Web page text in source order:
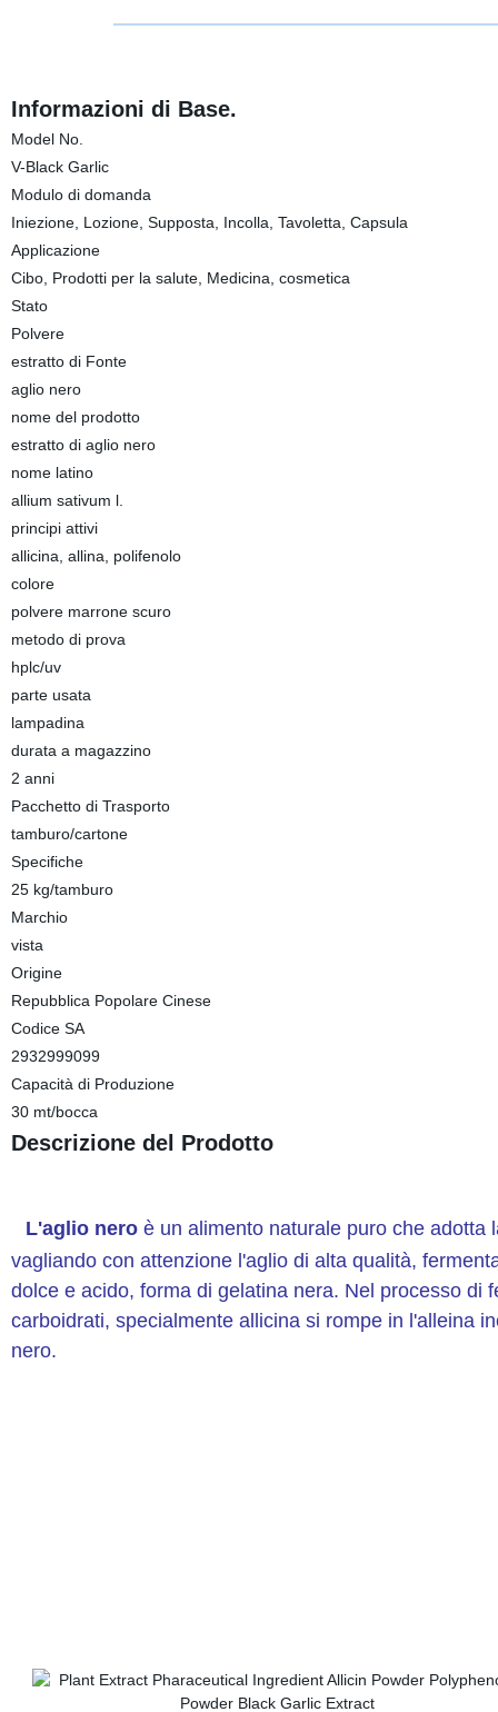
Informazioni di Base.
Model No.
V-Black Garlic
Modulo di domanda
Iniezione, Lozione, Supposta, Incolla, Tavoletta, Capsula
Applicazione
Cibo, Prodotti per la salute, Medicina, cosmetica
Stato
Polvere
estratto di Fonte
aglio nero
nome del prodotto
estratto di aglio nero
nome latino
allium sativum l.
principi attivi
allicina, allina, polifenolo
colore
polvere marrone scuro
metodo di prova
hplc/uv
parte usata
lampadina
durata a magazzino
2 anni
Pacchetto di Trasporto
tamburo/cartone
Specifiche
25 kg/tamburo
Marchio
vista
Origine
Repubblica Popolare Cinese
Codice SA
2932999099
Capacità di Produzione
30 mt/bocca
Descrizione del Prodotto
L'aglio neroè un alimento naturale puro che adotta
vagliando con attenzione l'aglio di alta qualità,
dolce e acido, forma di gelatina nera. Nel processo di
carboidrati, specialmente allicina si rompe in l'alleina
nero.